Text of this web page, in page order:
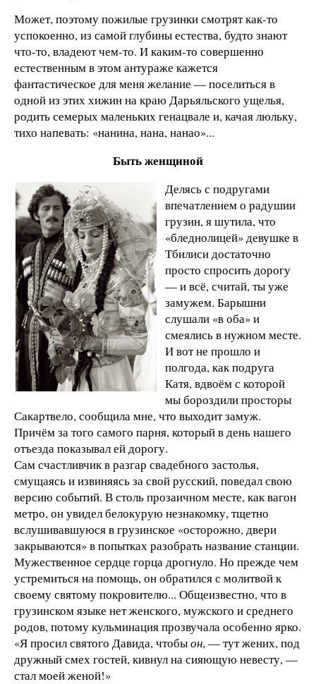
Может, поэтому пожилые грузинки смотрят как-то
успокоенно, из самой глубины естества, будто знают
что-то, владеют чем-то. И каким-то совершенно
естественным в этом антураже кажется
фантастическое для меня желание — поселиться в
одной из этих хижин на краю Дарьяльского ущелья,
родить семерых маленьких генацвале и, качая люльку,
тихо напевать: «нанина, нана, нанао»...
Быть женщиной
Делясь с подругами
впечатлением о радушии
грузин, я шутила, что
«бледнолицей» девушке в
Тбилиси достаточно
просто спросить дорогу
— и всё, считай, ты уже
замужем. Барышни
слушали «в оба» и
смеялись в нужном месте.
И вот не прошло и
полгода, как подруга
Катя, вдвоём с которой
мы бороздили просторы
Сакартвело, сообщила мне, что выходит замуж.
Причём за того самого парня, который в день нашего
отъезда показывал ей дорогу.
Сам счастливчик в разгар свадебного застолья,
смущаясь и извиняясь за свой русский, поведал свою
версию событий. В столь прозаичном месте, как вагон
метро, он увидел белокурую незнакомку, тщетно
вслушивавшуюся в грузинское «осторожно, двери
закрываются» в попытках разобрать название станции.
Мужественное сердце горца дрогнуло. Но прежде чем
устремиться на помощь, он обратился с молитвой к
своему святому покровителю... Общеизвестно, что в
грузинском языке нет женского, мужского и среднего
родов, потому кульминация прозвучала особенно ярко.
«Я просил святого Давида, чтобыон, — тут жених, под
дружный смех гостей, кивнул на сияющую невесту, —
стал моей женой!»